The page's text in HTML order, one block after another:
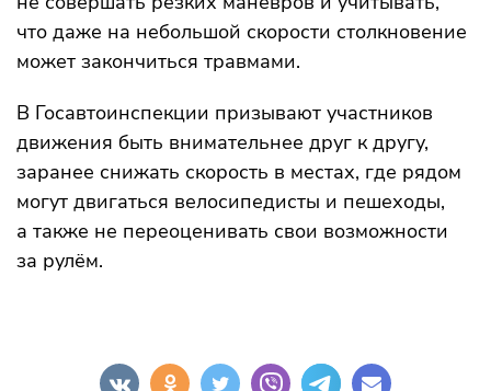
что даже на небольшой скорости столкновение
может закончиться травмами.
В Госавтоинспекции призывают участников
движения быть внимательнее друг к другу,
заранее снижать скорость в местах, где рядом
могут двигаться велосипедисты и пешеходы,
а также не переоценивать свои возможности
за рулём.